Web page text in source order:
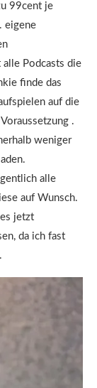
99cent je
eigene
Podcasts die
finde das
auf die
.
weniger
alle
auf Wunsch.
jetzt
da ich fast